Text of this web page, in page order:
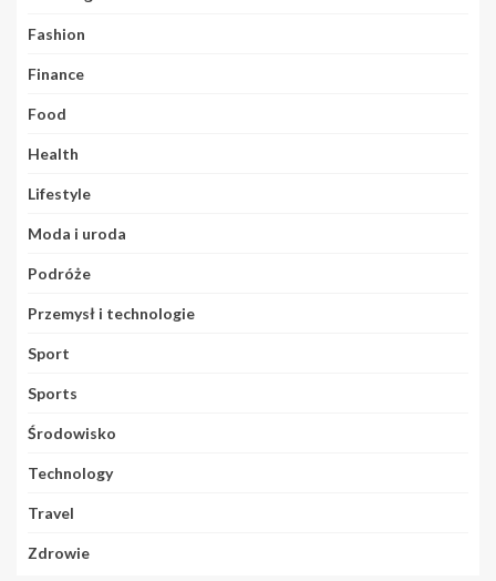
Fashion
Finance
Food
Health
Lifestyle
Moda i uroda
Podróże
Przemysł i technologie
Sport
Sports
Środowisko
Technology
Travel
Zdrowie